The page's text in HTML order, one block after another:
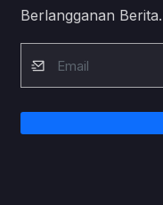
Berlangganan Berita.